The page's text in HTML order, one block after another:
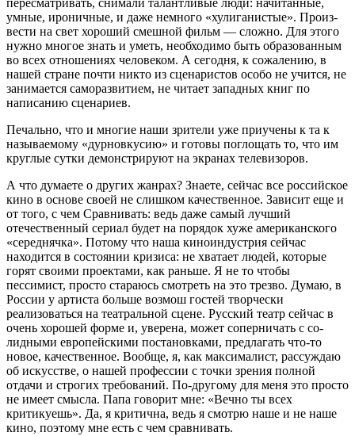
пересматривать, снимали та­лантливые люди: начитанные,
умные, ироничные, и даже не­много «хулиганистые». Произ­
вести на свет хороший смеш­ной фильм — сложно. Для этого
нужно многое знать и уметь, необходимо быть образован­ным
во всех отношениях че­ловеком. А сегодня, к сожа­лению, в
нашей стране почти никто из сценаристов особо не учится, не
занимается само­развитием, не читает западных книг по
написанию сценариев.
Печально, что и многие наши зрители уже приучены к та к
называемому «дурновкусию» и готовы поглощать то, что им
круглые сутки демонстри­руют на экранах телевизоров.
А что думаете о других жанрах? Знаете, сейчас все российское
кино в основе сво­ей не слишком качественное. Зависит еще и
от того, с чем Сравнивать: ведь даже самый лучший
отечественный сери­ал будет на порядок хуже аме­риканского
«середнячка». По­тому что наша киноиндустрия сейчас
находится в состоянии кризиса: не хватает людей, ко­торые
горят своими проекта­ми, как раньше. Я не то чтобы
пессимист, просто стараюсь смотреть на это трезво. Ду­маю, в
России у артиста боль­ше возмош гостей творчески
реализоваться на театральной сцене. Русский театр сейчас в
очень хорошей форме и, уве­рена, может соперничать с со­
лидными европейскими по­становками, предлагать что-то
новое, качественное. Вообще, я, как максималист, рассуж­даю
об искусстве, о нашей про­фессии с точки зрения полной
отдачи и строгих требований. По-другому для меня это про­сто
не имеет смысла. Папа го­ворит мне: «Вечно ты всех
критикуешь». Да, я критична, ведь я смотрю наше и не наше
кино, поэтому мне есть с чем сравнивать.